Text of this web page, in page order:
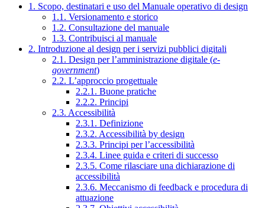
1. Scopo, destinatari e uso del Manuale operativo di design
1.1. Versionamento e storico
1.2. Consultazione del manuale
1.3. Contribuisci al manuale
2. Introduzione al design per i servizi pubblici digitali
2.1. Design per l’amministrazione digitale (e-
government)
2.2. L’approccio progettuale
2.2.1. Buone pratiche
2.2.2. Principi
2.3. Accessibilità
2.3.1. Definizione
2.3.2. Accessibilità by design
2.3.3. Principi per l’accessibilità
2.3.4. Linee guida e criteri di successo
2.3.5. Come rilasciare una dichiarazione di
accessibilità
2.3.6. Meccanismo di feedback e procedura di
attuazione